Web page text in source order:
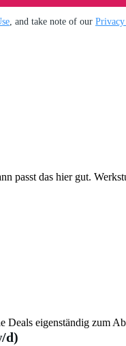
, and take note of our
passt das hier gut.
eigenständig zum
d)